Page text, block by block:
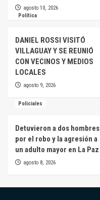
agosto 10, 2026
Política
DANIEL ROSSI VISITÓ
VILLAGUAY Y SE REUNIÓ
CON VECINOS Y MEDIOS
LOCALES
agosto 9, 2026
Policiales
Detuvieron a dos hombres
por el robo y la agresión a
un adulto mayor en La Paz
agosto 8, 2026